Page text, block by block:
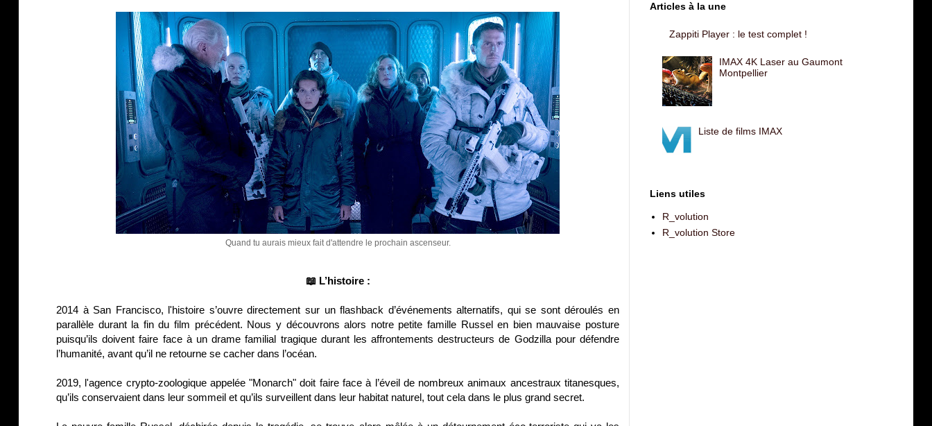
Quand tu aurais mieux fait d'attendre le prochain ascenseur.
📖 L’histoire :
2014 à San Francisco, l'histoire s’ouvre directement sur un flashback d’événements alternatifs, qui se sont déroulés en
parallèle durant la fin du film précédent. Nous y découvrons alors notre petite famille Russel en bien mauvaise posture
puisqu’ils doivent faire face à un drame familial tragique durant les affrontements destructeurs de Godzilla pour défendre
l’humanité, avant qu’il ne retourne se cacher dans l’océan.
2019, l'agence crypto-zoologique appelée "Monarch" doit faire face à l’éveil de nombreux animaux ancestraux titanesques,
qu’ils conservaient dans leur sommeil et qu’ils surveillent dans leur habitat naturel, tout cela dans le plus grand secret.
Articles à la une
Zappiti Player : le test complet !
IMAX 4K Laser au Gaumont
Montpellier
Liste de films IMAX
Liens utiles
R_volution
R_volution Store